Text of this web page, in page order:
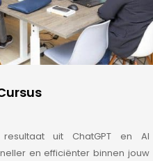
uit ChatGPT en AI
en efficiënter binnen jouw